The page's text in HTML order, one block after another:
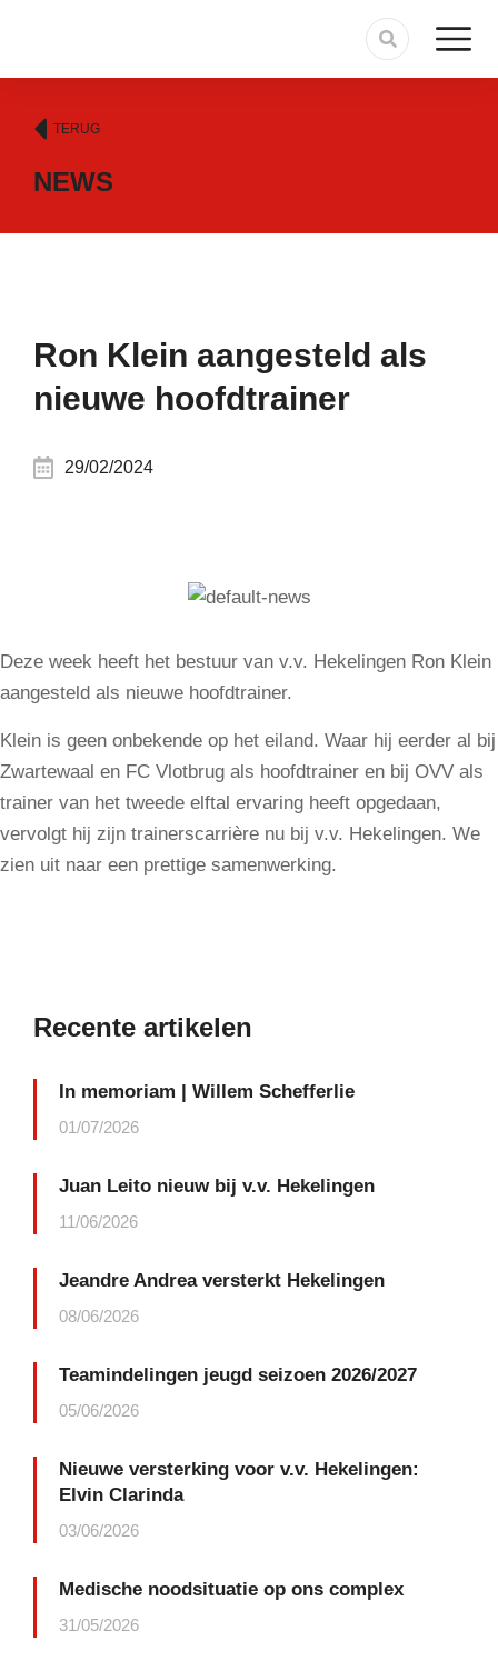
TERUG
NEWS
Ron Klein aangesteld als
nieuwe hoofdtrainer
29/02/2024
Deze week heeft het bestuur van v.v. Hekelingen Ron Klein
aangesteld als nieuwe hoofdtrainer.
Klein is geen onbekende op het eiland. Waar hij eerder al bij
Zwartewaal en FC Vlotbrug als hoofdtrainer en bij OVV als
trainer van het tweede elftal ervaring heeft opgedaan,
vervolgt hij zijn trainerscarrière nu bij v.v. Hekelingen. We
zien uit naar een prettige samenwerking.
Recente artikelen
In memoriam | Willem Schefferlie
01/07/2026
Juan Leito nieuw bij v.v. Hekelingen
11/06/2026
Jeandre Andrea versterkt Hekelingen
08/06/2026
Teamindelingen jeugd seizoen 2026/2027
05/06/2026
Nieuwe versterking voor v.v. Hekelingen:
Elvin Clarinda
03/06/2026
Medische noodsituatie op ons complex
31/05/2026